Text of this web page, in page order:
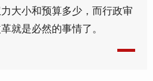
大小和预算多少，而行政审
就是必然的事情了。